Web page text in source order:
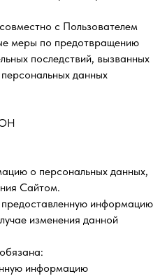
с Пользователем
меры по предотвращению
последствий, вызванных
данных
о персональных данных,
Сайтом.
информацию
изменения данной
информацию